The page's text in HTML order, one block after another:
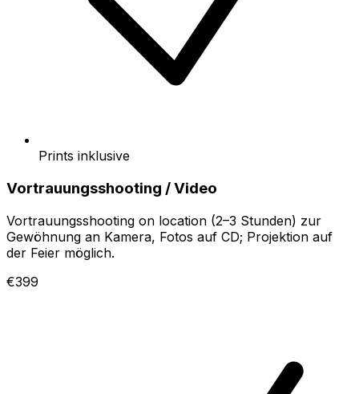
Prints inklusive
Vortrauungsshooting / Video
Vortrauungsshooting on location (2–3 Stunden) zur
Gewöhnung an Kamera, Fotos auf CD; Projektion auf
der Feier möglich.
€399